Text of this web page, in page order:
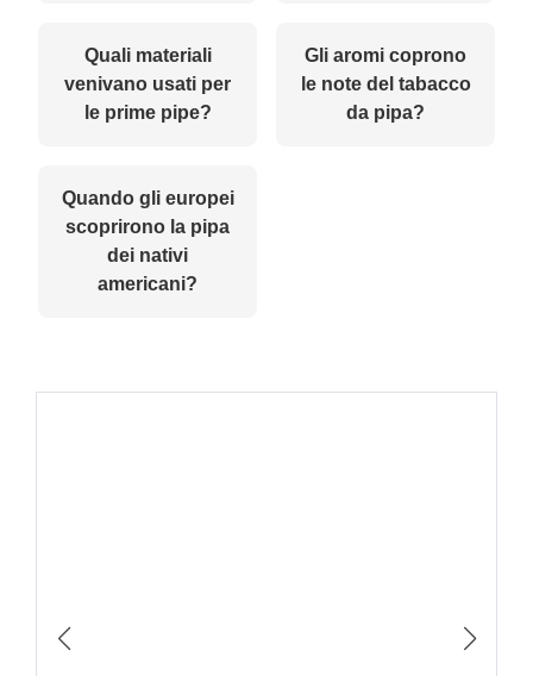
Quali materiali
venivano usati per
le prime pipe?
Gli aromi coprono
le note del tabacco
da pipa?
Quando gli europei
scoprirono la pipa
dei nativi
americani?